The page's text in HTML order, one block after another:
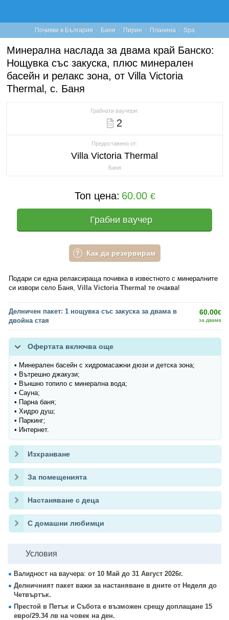
Почивки в България · Баня · Пирин · Планина · Spa
Минерална наслада за двама край Банско:
Нощувка със закуска, плюс минерален
басейн и релакс зона, от Villa Victoria
Thermal, с. Баня
Грабнати ваучери:
2
Предоставено от:
Villa Victoria Thermal
Баня
Топ цена: 60.00 €
Грабни ваучер
Как да резервирам
Подари си една релаксираща почивка в известното с минералните
си извори село Баня, Villa Victoria Thermal те очаква!
Делничен пакет: 1 нощувка със закуска за двама в
двойна стая
60.00€
за двама
Офертата включва още
• Минерален басейн с хидромасажни дюзи и детска зона;
• Вътрешно джакузи;
• Външно топило с минерална вода;
• Сауна;
• Парна баня;
• Хидро душ;
• Паркинг;
• Интернет.
Изхранване
За помещенията
Настаняване с деца
С домашни любимци
Условия
Валидност на ваучера: от 10 Май до 31 Август 2026г.
Делничният пакет важи за настаняване в дните от Неделя до
Четвъртък.
Престой в Петък и Събота е възможен срещу доплащане 15
евро/29.34 лв на човек на ден.